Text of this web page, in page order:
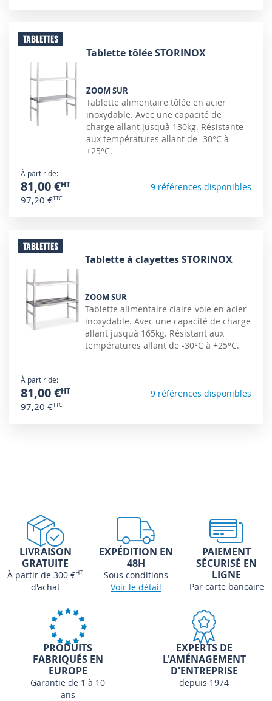
TABLETTES
Tablette tôlée STORINOX
ZOOM SUR
Tablette alimentaire tôlée en acier
inoxydable. Avec une capacité de
charge allant jusquà 130kg. Résistante
aux températures allant de -30°C à
+25°C.
À partir de
81,00 €
97,20 €
9 références disponibles
TABLETTES
Tablette à clayettes STORINOX
ZOOM SUR
Tablette alimentaire claire-voie en acier
inoxydable. Avec une capacité de charge
allant jusquà 165kg. Résistant aux
températures allant de -30°C à +25°C.
À partir de
81,00 €
97,20 €
9 références disponibles
LIVRAISON
GRATUITE
À partir de 300 €HT
d'achat
EXPÉDITION EN
48H
Sous conditions
Voir le détail
PAIEMENT
SÉCURISÉ EN
LIGNE
Par carte bancaire
PRODUITS
FABRIQUÉS EN
EUROPE
Garantie de 1 à 10
ans
EXPERTS DE
L'AMÉNAGEMENT
D'ENTREPRISE
depuis 1974